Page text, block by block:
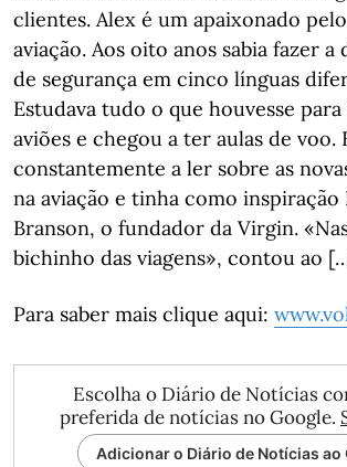
clientes. Alex é um apaixonado
aviação. Aos oito anos sabia fazer a
de segurança em cinco línguas
Estudava tudo o que houvesse para
aviões e chegou a ter aulas de voo.
constantemente a ler sobre as
na aviação e tinha como inspiração
Branson, o fundador da Virgin.
bichinho das viagens», contou ao
Para saber mais clique aqui:
Escolha o Diário de Notícias
preferida de notícias no Google.
Adicionar o Diário de Notícias ao